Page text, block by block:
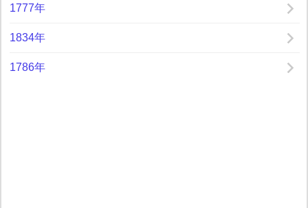
1777年
1834年
1786年